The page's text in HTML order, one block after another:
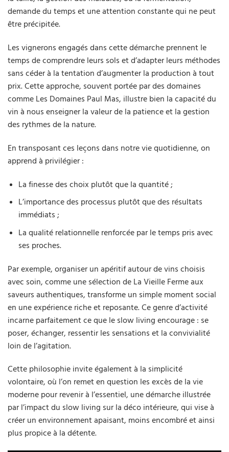
demande du temps et une attention constante qui ne peut
être précipitée.
Les vignerons engagés dans cette démarche prennent le
temps de comprendre leurs sols et d’adapter leurs méthodes
sans céder à la tentation d’augmenter la production à tout
prix. Cette approche, souvent portée par des domaines
comme Les Domaines Paul Mas, illustre bien la capacité du
vin à nous enseigner la valeur de la patience et la gestion
des rythmes de la nature.
En transposant ces leçons dans notre vie quotidienne, on
apprend à privilégier :
La finesse des choix plutôt que la quantité ;
L’importance des processus plutôt que des résultats
immédiats ;
La qualité relationnelle renforcée par le temps pris avec
ses proches.
Par exemple, organiser un apéritif autour de vins choisis
avec soin, comme une sélection de La Vieille Ferme aux
saveurs authentiques, transforme un simple moment social
en une expérience riche et reposante. Ce genre d’activité
incarne parfaitement ce que le slow living encourage : se
poser, échanger, ressentir les sensations et la convivialité
loin de l’agitation.
Cette philosophie invite également à la simplicité
volontaire, où l’on remet en question les excès de la vie
moderne pour revenir à l’essentiel, une démarche illustrée
par l’impact du slow living sur la déco intérieure, qui vise à
créer un environnement apaisant, moins encombré et ainsi
plus propice à la détente.